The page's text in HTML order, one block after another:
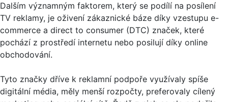
Dalším významným faktorem, který se podílí na posílení
TV reklamy, je oživení zákaznické báze díky vzestupu e-
commerce a direct to consumer (DTC) značek, které
pochází z prostředí internetu nebo posilují díky online
obchodování.
Tyto značky dříve k reklamní podpoře využívaly spíše
digitální média, měly menší rozpočty, preferovaly cílený